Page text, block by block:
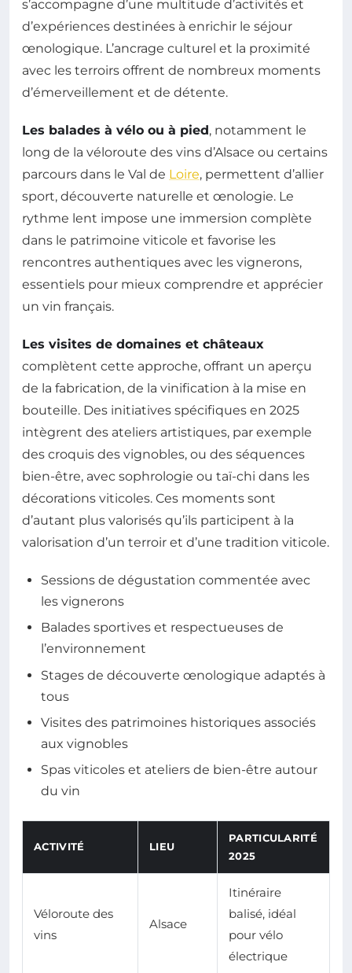
s’accompagne d’une multitude d’activités et
d’expériences destinées à enrichir le séjour
œnologique. L’ancrage culturel et la proximité
avec les terroirs offrent de nombreux moments
d’émerveillement et de détente.
Les balades à vélo ou à pied, notamment le
long de la véloroute des vins d’Alsace ou certains
parcours dans le Val de Loire, permettent d’allier
sport, découverte naturelle et œnologie. Le
rythme lent impose une immersion complète
dans le patrimoine viticole et favorise les
rencontres authentiques avec les vignerons,
essentiels pour mieux comprendre et apprécier
un vin français.
Les visites de domaines et châteaux
complètent cette approche, offrant un aperçu
de la fabrication, de la vinification à la mise en
bouteille. Des initiatives spécifiques en 2025
intègrent des ateliers artistiques, par exemple
des croquis des vignobles, ou des séquences
bien-être, avec sophrologie ou taï-chi dans les
décorations viticoles. Ces moments sont
d’autant plus valorisés qu’ils participent à la
valorisation d’un terroir et d’une tradition viticole.
Sessions de dégustation commentée avec
les vignerons
Balades sportives et respectueuses de
l’environnement
Stages de découverte œnologique adaptés à
tous
Visites des patrimoines historiques associés
aux vignobles
Spas viticoles et ateliers de bien-être autour
du vin
ACTIVITÉ LIEU
PARTICULARITÉ
2025
Véloroute des
vins
Alsace
Itinéraire
balisé, idéal
pour vélo
électrique